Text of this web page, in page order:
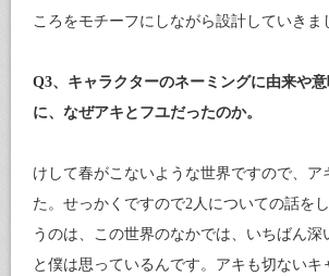
ころをモチーフにしながら設計していきま
Q3、キャラクターのネーミングに由来や
に、なぜアキとフユだったのか。
けして春がこないような世界ですので、ア
た。せっかくですので2人についての話を
うのは、この世界のなかでは、いちばん深
と僕は思っているんです。アキも切ないキ